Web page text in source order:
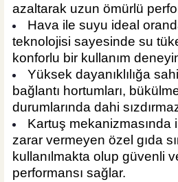
azaltarak uzun ömürlü
Hava ile suyu ideal
teknolojisi sayesinde su
konforlu bir kullanım
Yüksek dayanıklılığa
bağlantı hortumları,
durumlarında dahi
Kartuş mekanizmasında
zarar vermeyen özel gıda
kullanılmakta olup güvenli
performansı sağlar.